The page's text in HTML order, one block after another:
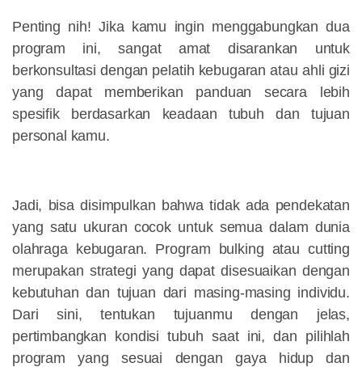
Penting nih! Jika kamu ingin menggabungkan dua
program ini, sangat amat disarankan untuk
berkonsultasi dengan pelatih kebugaran atau ahli gizi
yang dapat memberikan panduan secara lebih
spesifik berdasarkan keadaan tubuh dan tujuan
personal kamu.
Jadi, bisa disimpulkan bahwa tidak ada pendekatan
yang satu ukuran cocok untuk semua dalam dunia
olahraga kebugaran. Program bulking atau cutting
merupakan strategi yang dapat disesuaikan dengan
kebutuhan dan tujuan dari masing-masing individu.
Dari sini, tentukan tujuanmu dengan jelas,
pertimbangkan kondisi tubuh saat ini, dan pilihlah
program yang sesuai dengan gaya hidup dan